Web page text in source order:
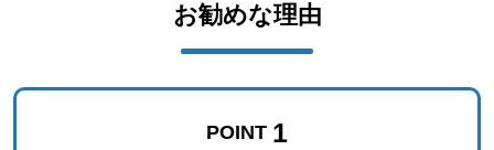
お勧めな理由
POINT 1